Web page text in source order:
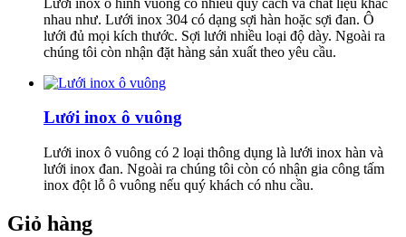
nhất
nhau như. Lưới inox 304 có dạng sợi hàn hoặc sợi đan. Ô
lưới đủ mọi kích thước. Sợi lưới nhiều loại độ dày. Ngoài ra
chúng tôi còn nhận đặt hàng sản xuất theo yêu cầu.
Lưới inox ô vuông
Lưới inox ô vuông có 2 loại thông dụng là lưới inox hàn và
lưới inox đan. Ngoài ra chúng tôi còn có nhận gia công tấm
inox đột lỗ ô vuông nếu quý khách có nhu cầu.
Giỏ hàng